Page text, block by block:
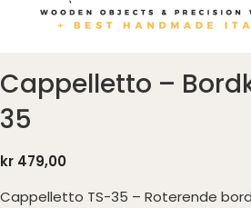
Cappelletto –
35
kr 479,00
Cappelletto TS-35 – Roterende